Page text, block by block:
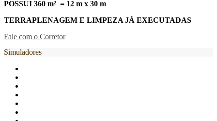
POSSUI 360 m² = 12 m x 30 m
TERRAPLENAGEM E LIMPEZA JÁ EXECUTADAS
Fale com o Corretor
Simuladores